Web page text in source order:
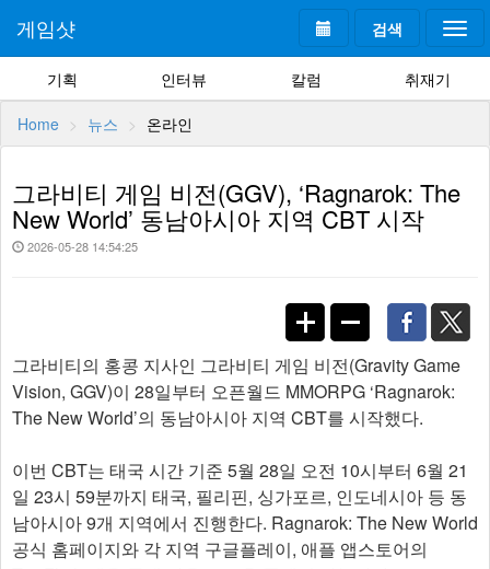
검색
게임샷
기획 인터뷰 칼럼 취재기
Home 뉴스 온라인
그라비티 게임 비전(GGV), ‘Ragnarok: The
New World’ 동남아시아 지역 CBT 시작
2026-05-28 14:54:25
그라비티의 홍콩 지사인 그라비티 게임 비전(Gravity Game
Vision, GGV)이 28일부터 오픈월드 MMORPG ‘Ragnarok:
The New World’의 동남아시아 지역 CBT를 시작했다.
이번 CBT는 태국 시간 기준 5월 28일 오전 10시부터 6월 21
일 23시 59분까지 태국, 필리핀, 싱가포르, 인도네시아 등 동
남아시아 9개 지역에서 진행한다. Ragnarok: The New World
공식 홈페이지와 각 지역 구글플레이, 애플 앱스토어의